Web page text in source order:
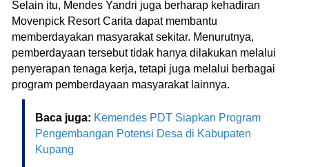
Selain itu, Mendes Yandri juga berharap kehadiran
Movenpick Resort Carita dapat membantu
memberdayakan masyarakat sekitar. Menurutnya,
pemberdayaan tersebut tidak hanya dilakukan melalui
penyerapan tenaga kerja, tetapi juga melalui berbagai
program pemberdayaan masyarakat lainnya.
Baca juga: Kemendes PDT Siapkan Program
Pengembangan Potensi Desa di Kabupaten
Kupang